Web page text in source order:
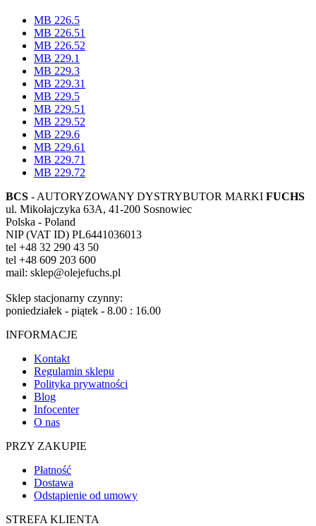
MB 226.5
MB 226.51
MB 226.52
MB 229.1
MB 229.3
MB 229.31
MB 229.5
MB 229.51
MB 229.52
MB 229.6
MB 229.61
MB 229.71
MB 229.72
BCS - AUTORYZOWANY DYSTRYBUTOR MARKI FUCHS
ul. Mikołajczyka 63A, 41-200 Sosnowiec
Polska - Poland
NIP (VAT ID) PL6441036013
tel +48 32 290 43 50
tel +48 609 203 600
mail: sklep@olejefuchs.pl
Sklep stacjonarny czynny:
poniedziałek - piątek - 8.00 : 16.00
INFORMACJE
Kontakt
Regulamin sklepu
Polityka prywatności
Blog
Infocenter
O nas
PRZY ZAKUPIE
Płatność
Dostawa
Odstąpienie od umowy
STREFA KLIENTA